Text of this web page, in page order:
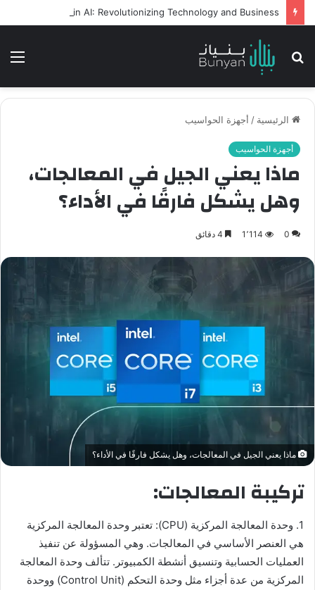
بحث
الرئيسية / أجهزة الحواسيب
أجهزة الحواسيب
ماذا يعني الجيل في المعالجات،
وهل يشكل فارقًا في الأداء؟
0 1٬114
ماذا يعني الجيل في المعالجات، وهل يشكل فارقًا في الأداء؟
تركيبة المعالجات:
1. وحدة المعالجة المركزية (CPU): تعتبر وحدة المعالجة المركزية
هي العنصر الأساسي في المعالجات. وهي المسؤولة عن تنفيذ
العمليات الحسابية وتنسيق أنشطة الكمبيوتر. تتألف وحدة المعالجة
المركزية من عدة أجزاء مثل وحدة التحكم (Control Unit) ووحدة